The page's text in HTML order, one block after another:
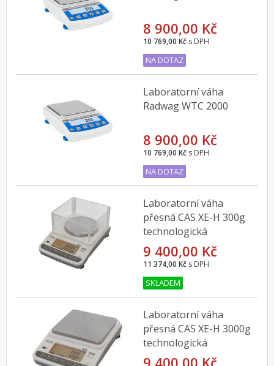
8 900,00 Kč
10 769,00 Kč s DPH
NA DOTAZ
Laboratorní váha
Radwag WTC 2000
8 900,00 Kč
10 769,00 Kč s DPH
NA DOTAZ
Laboratorní váha
přesná CAS XE-H 300g
technologická
9 400,00 Kč
11 374,00 Kč s DPH
SKLADEM
Laboratorní váha
přesná CAS XE-H 3000g
technologická